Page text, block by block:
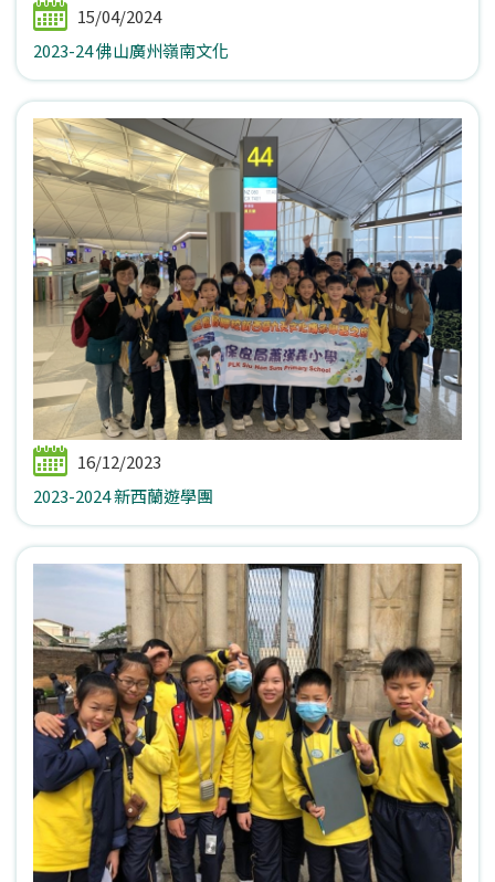
15/04/2024
2023-24 佛山廣州嶺南文化
16/12/2023
2023-2024 新西蘭遊學團